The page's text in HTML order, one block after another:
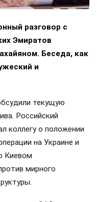
разговор с
Эмиратов
Беседа, как
и
текущую
Российский
коллегу о положении
на Украине и
Киевом
мирного